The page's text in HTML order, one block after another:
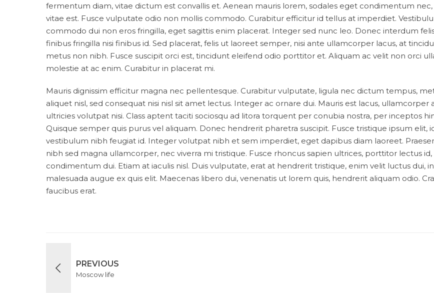
fermentum diam, vitae dictum est convallis et. Aenean mauris lorem, sodales eget condimentum
vitae est. Fusce vulputate odio non mollis commodo. Curabitur efficitur id tellus at imperdiet.
commodo dui non eros fringilla, eget sagittis enim placerat. Integer sed nunc leo. Donec interdum
finibus fringilla nisi finibus id. Sed placerat, felis ut laoreet semper, nisi ante ullamcorper lacus, at
metus non nibh. Fusce suscipit orci est, tincidunt eleifend odio porttitor et. Aliquam ac velit non orci
molestie at ac enim. Curabitur in placerat mi.
Mauris dignissim efficitur magna nec pellentesque. Curabitur vulputate, ligula nec dictum tempus,
aliquet nisl, sed consequat nisi nisl sit amet lectus. Integer ac ornare dui. Mauris est lacus, ullamcorper
ultricies volutpat nisi. Class aptent taciti sociosqu ad litora torquent per conubia nostra, per inceptos
Quisque semper quis purus vel aliquam. Donec hendrerit pharetra suscipit. Fusce tristique ipsum elit,
vestibulum nibh feugiat id. Integer volutpat nibh et sem imperdiet, eget dapibus diam laoreet.
nibh sed magna ullamcorper, nec viverra mi tristique. Fusce rhoncus sapien ultrices, porttitor lectus id,
condimentum dui. Etiam at iaculis nisl. Duis vulputate, erat at hendrerit tristique, enim velit luctus dui, in
malesuada augue ex quis elit. Maecenas libero dui, venenatis ut lorem quis, hendrerit aliquam odio.
faucibus erat.
PREVIOUS
Moscow life